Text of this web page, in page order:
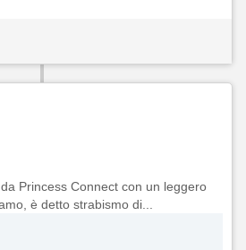
Princess Connect con un leggero
è detto strabismo di...